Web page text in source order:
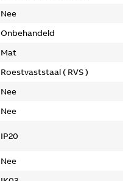
Nee
Onbehandeld
Mat
Roestvaststaal ( RVS )
Nee
Nee
IP20
Nee